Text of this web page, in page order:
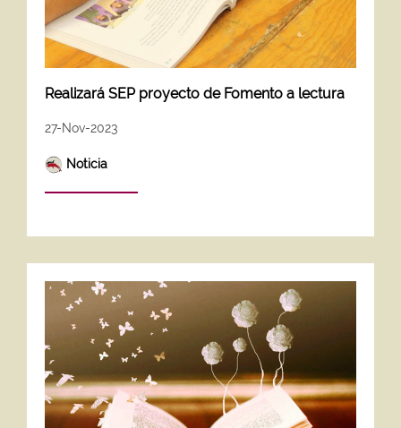
Realizará SEP proyecto de Fomento a lectura
27-Nov-2023
Noticia